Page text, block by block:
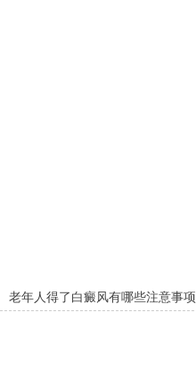
老年人得了白癜风有哪些注意事项